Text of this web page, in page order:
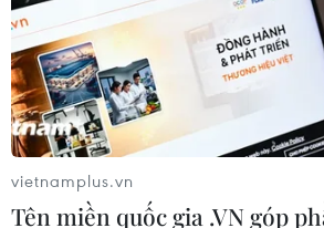
vietnamplus.vn
Tên miền quốc gia .VN góp